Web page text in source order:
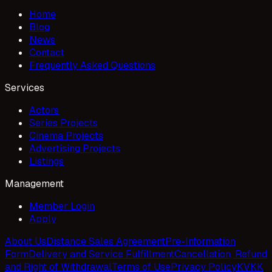
Home
Blog
News
Contact
Frequently Asked Questions
Services
Actors
Series Projects
Cinema Projects
Advertising Projects
Listings
Management
Member Login
Apply
About UsDistance Sales AgreementPre-Information
FormDelivery and Service FulfillmentCancellation, Refund
and Right of WithdrawalTerms of UsePrivacy PolicyKVKK